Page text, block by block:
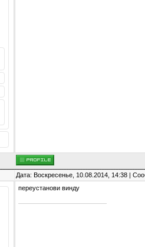
Дата: Воскресенье, 10.08.2014, 14:38 |
переустанови винду